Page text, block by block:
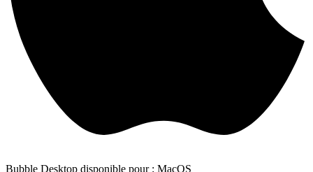
Bubble Desktop disponible pour : MacOS